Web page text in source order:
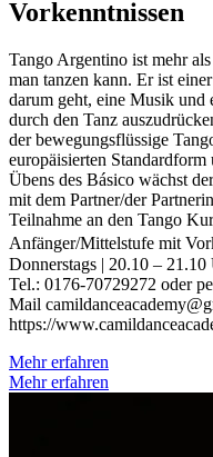
Vorkenntnissen
Tango Argentino ist mehr
man tanzen kann. Er ist
darum geht, eine Musik und
durch den Tanz
der bewegungsflüssige
europäisierten
Übens des Básico wächst
mit dem Partner/der
Teilnahme an den Tango
Anfänger/Mittelstufe mit
Donnerstags | 20.10 –
Tel.: 0176-70729272 oder
Mail
https://
Mehr erfahren
Mehr erfahren